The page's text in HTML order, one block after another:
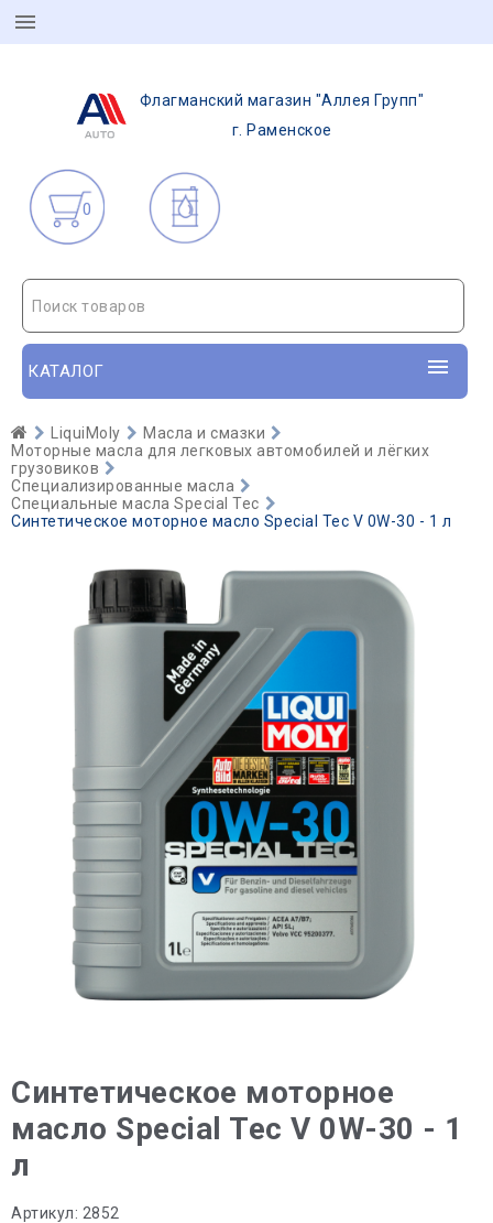
Флагманский магазин "Аллея Групп"
г. Раменское
0
Поиск товаров
КАТАЛОГ
LiquiMoly
Масла и смазки
Моторные масла для легковых автомобилей и лёгких
грузовиков
Специализированные масла
Специальные масла Special Tec
Синтетическое моторное масло Special Tec V 0W-30 - 1 л
Синтетическое моторное
масло Special Tec V 0W-30 - 1
л
Артикул: 2852